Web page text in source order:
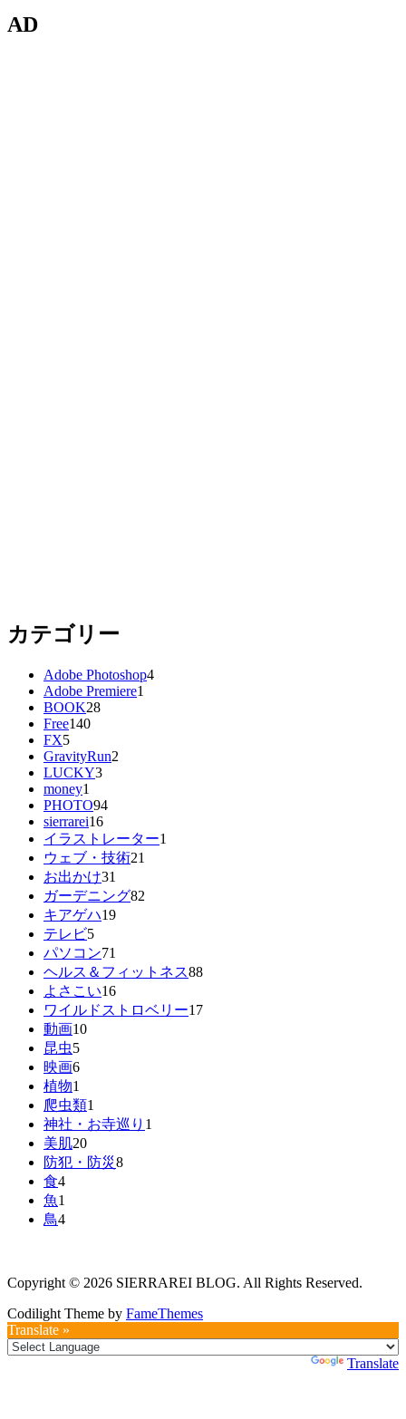
AD
カテゴリー
Adobe Photoshop4
Adobe Premiere1
BOOK28
Free140
FX5
GravityRun2
LUCKY3
money1
PHOTO94
sierrarei16
イラストレーター1
ウェブ・技術21
お出かけ31
ガーデニング82
キアゲハ19
テレビ5
パソコン71
ヘルス＆フィットネス88
よさこい16
ワイルドストロベリー17
動画10
昆虫5
映画6
植物1
爬虫類1
神社・お寺巡り 1
美肌20
防犯・防災8
食4
魚1
鳥4
Copyright © 2026 SIERRAREI BLOG. All Rights Reserved.
Codilight Theme by FameThemes
Translate »
Translate